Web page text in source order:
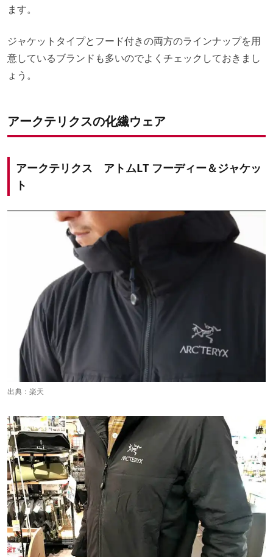
ます。
ジャケットタイプとフード付きの両方のラインナップを用
意しているブランドも多いのでよくチェックしておきまし
ょう。
アークテリクスの化繊ウェア
アークテリクス アトムLT フーディー＆ジャケッ
ト
出典： 楽天